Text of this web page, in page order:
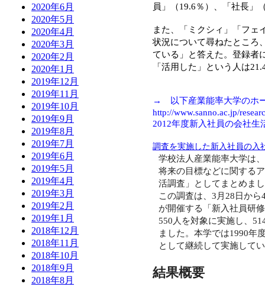
2020年6月
2020年5月
2020年4月
2020年3月
2020年2月
2020年1月
2019年12月
2019年11月
2019年10月
2019年9月
2019年8月
2019年7月
2019年6月
2019年5月
2019年4月
2019年3月
2019年2月
2019年1月
2018年12月
2018年11月
2018年10月
2018年9月
2018年8月
員」（19.6％）、「社長」
また、「ミクシィ」「フェ
状況について尋ねたところ
ている」と答えた。登録者
「活用した」という人は
→ 以下産業能率大学のホ
http://www.sanno.ac.jp/
2012年度新入社員の会社生
調査を実施した新入社員の入
学校法人産業能率大学は
将来の目標などに関する
活調査」としてまとめま
この調査は、 3 月 28日から
が開催する「新入社員研
550 人を対象に実施し、
ました。本学では1990年
として継続して実施して
結果概要